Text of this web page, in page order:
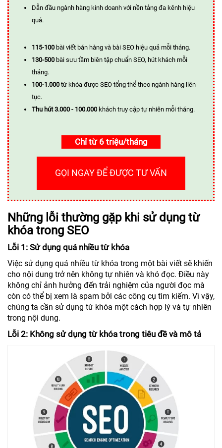
Dẫn đầu ngành hàng kinh doanh với nền tảng đa kênh hiệu
quả.
115-100 bài viết bán hàng và bài SEO hiệu quả mỗi tháng.
130-500 bài sưu tầm biên tập chuẩn SEO, hút khách mỗi
tháng.
100-1.000 từ khóa được SEO tổng thể theo ngành hàng liên
tục.
Thu hút 3.000 - 100.000 khách truy cập tự nhiên mỗi tháng.
Chỉ từ 6 triệu/tháng
GỌI NGAY ĐỂ ĐƯỢC TƯ VẤN
Những lỗi thường gặp khi sử dụng từ
khóa trong SEO
Lỗi 1: Sử dụng quá nhiều từ khóa
Việc sử dụng quá nhiều từ khóa trong một bài viết sẽ khiến
cho nội dung trở nên không tự nhiên và khó đọc. Điều này
không chỉ ảnh hưởng đến trải nghiệm của người đọc mà
còn có thể bị xem là spam bởi các công cụ tìm kiếm. Vì vậy,
chúng ta cần sử dụng từ khóa một cách hợp lý và tự nhiên
trong nội dung.
Lỗi 2: Không sử dụng từ khóa trong tiêu đề và mô tả